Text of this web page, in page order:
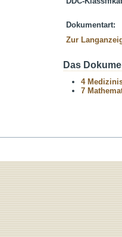
Dokumentart:
Zur
Das
4
7